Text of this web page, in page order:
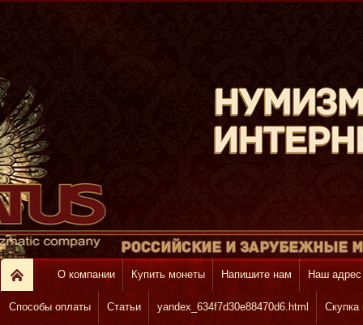
О компании Купить монеты Напишите нам Наш адрес
Способы оплаты Статьи yandex_634f7d30e88470d6.html Скупка